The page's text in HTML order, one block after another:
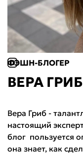
ФЭШН-БЛОГЕР
ВЕРА ГРИБ
Вера Гриб -
настоящий
блог пользуется
она знает, как
Войти
Milana IDПо
Телефон /
Название города